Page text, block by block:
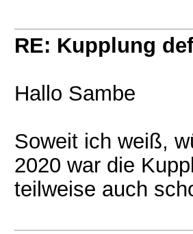
RE: Kupplung
Hallo Sambe
Soweit ich weiß,
2020 war die
teilweise auch